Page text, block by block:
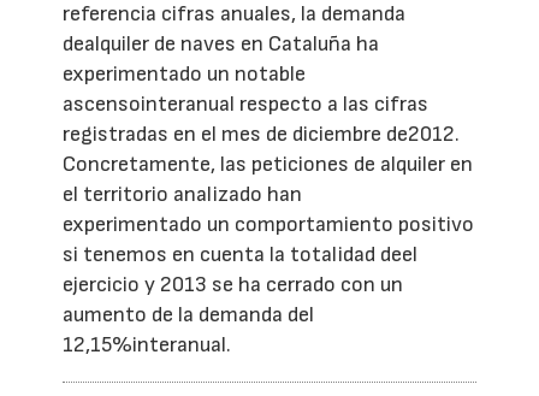
referencia cifras anuales, la demanda
dealquiler de naves en Cataluña ha
experimentado un notable
ascensointeranual respecto a las cifras
registradas en el mes de diciembre de2012.
Concretamente, las peticiones de alquiler en
el territorio analizado han
experimentado un comportamiento positivo
si tenemos en cuenta la totalidad deel
ejercicio y 2013 se ha cerrado con un
aumento de la demanda del
12,15%interanual.